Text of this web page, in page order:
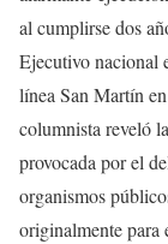
al cumplirse dos
Ejecutivo nacional
línea San Martín
columnista reveló
provocada por el
organismos
originalmente para